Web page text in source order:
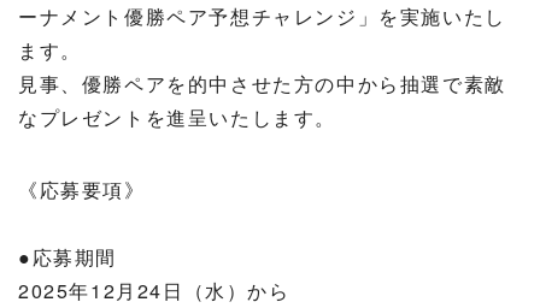
ーナメント優勝ペア予想チャレンジ」を実施いたし
ます。
見事、優勝ペアを的中させた方の中から抽選で素敵
なプレゼントを進呈いたします。
《応募要項》
●応募期間
2025年12月24日（水）から